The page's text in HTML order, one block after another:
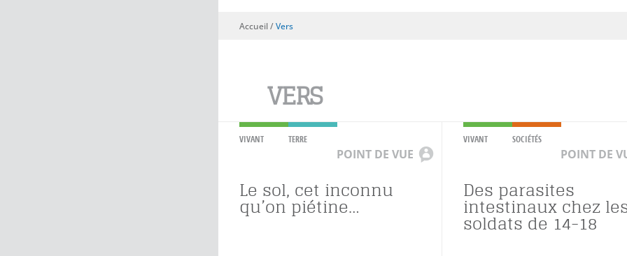
Vous êtes ici
Accueil/Vers
VERS
VIVANT TERRE
POINT DE VUE
Le sol, cet inconnu
qu’on piétine…
VIVANT SOCIÉTÉS
POINT DE
Des parasites
intestinaux chez
soldats de 14-18